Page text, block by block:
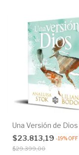
Una Versión de Dios
$23.813,19 -19% OFF
$29.399,00